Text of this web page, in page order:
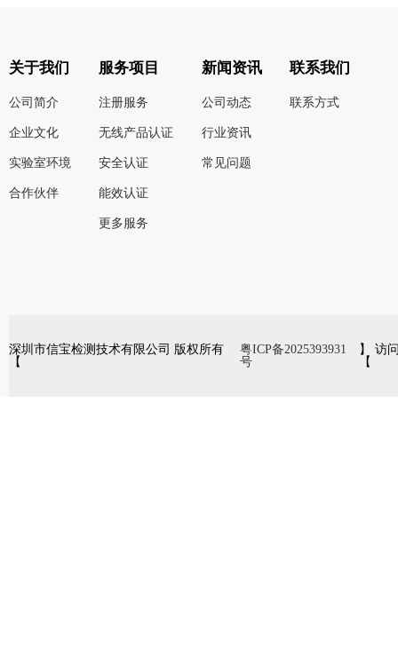
关于我们
公司简介
企业文化
实验室环境
合作伙伴
服务项目
注册服务
无线产品认证
安全认证
能效认证
更多服务
新闻资讯
公司动态
行业资讯
常见问题
联系我们
联系方式
深圳市信宝检测技术有限公司 版权所有
【
粤ICP备2025393931
号
】 访
【